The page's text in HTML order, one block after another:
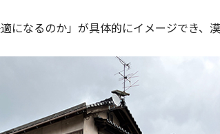
適になるのか」が具体的にイメージでき、